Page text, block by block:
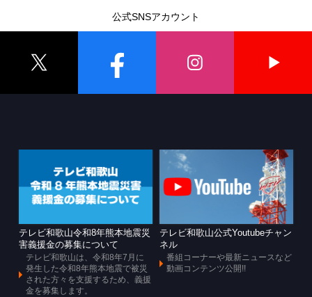
公式SNSアカウント
テレビ和歌山令和8年熊本地震災
害義援金の募集について
テレビ和歌山は、令和8年7月に
発生した令和8年熊本地震で被災
された方々を支援するため、義援
金を募集します。
テレビ和歌山公式Youtubeチャン
ネル
番組コーナーや最新ニュースなど
動画コンテンツ公開!!